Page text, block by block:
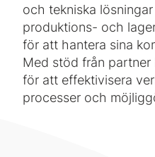
och tekniska
produktions- och
för att hantera sina
Med stöd från
för att effektivisera
processer och